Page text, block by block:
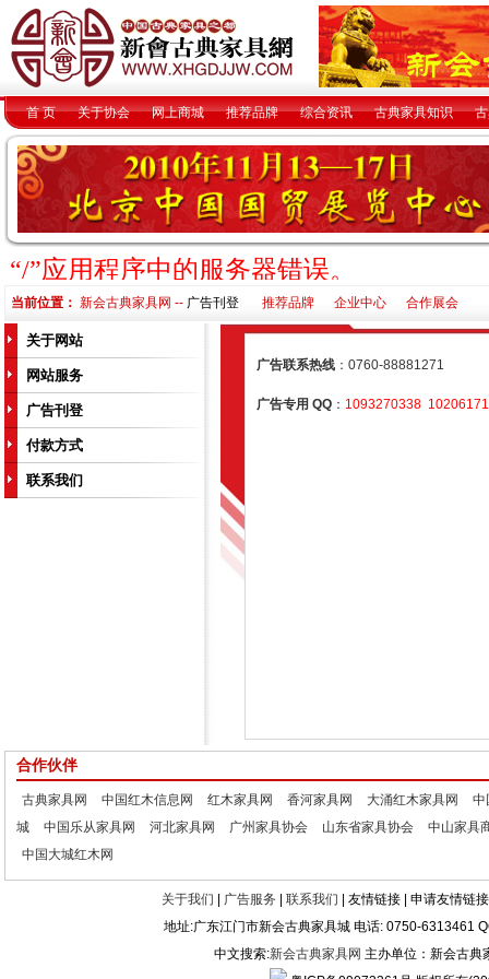
首 页 关于协会 网上商城 推荐品牌 综合资讯 古典家具知识
当前位置： 新会古典家具网 -- 广告刊登 推荐品牌 企业中心 合作展会
广告联系热线：0760-88881271
广告专用 QQ： 1093270338
关于网站
网站服务
广告刊登
付款方式
联系我们
合作伙伴
古典家具网 中国红木信息网 红木家具网 香河家具网 大涌红木家具网
中
城
中国乐从家具网 河北家具网 广州家具协会 山东省家具协会
中山家具
中国大城红木网
关于我们 广告服务 联系我们 | 友情链接 | 申请友情链
地址:广东江门市新会古典家具城 电话: 0750-6313461
中文搜索:新会古典家具网 主办单位：新会古典